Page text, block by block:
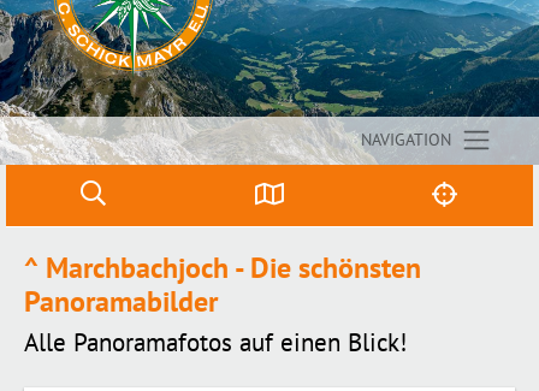
NAVIGATION
^ Marchbachjoch - Die schönsten
Panoramabilder
Alle Panoramafotos auf einen Blick!